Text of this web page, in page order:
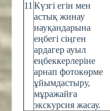
11 Күзгі егін мен
астық жинау
науқандарына
еңбегі сіңген
ардагер ауыл
еңбеккерлеріне
арнап фотокөрме
ұйымдастыру,
мұражайға
экскурсия жасау.